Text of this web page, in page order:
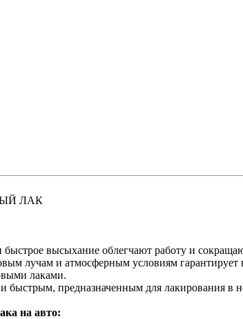
ЛАК
быстрое высыхание облегчают работу и
лучам и атмосферным условиям
лаками.
быстрым, предназначенным для лакирования в
на авто: